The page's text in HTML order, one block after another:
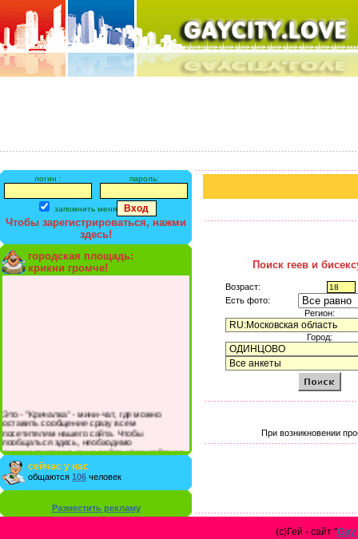
логин : пароль:
запомнить меня
Чтобы зарегистрироваться, нажми
здесь!
городская площадь:
крикни громче!
Это - "Кричалка" - мини-чат, где можно
оставить сообщение сразу всем
посетителям нашего сайта. Чтобы
пообщаться здесь, необходимо
зарегистрироваться на сайте и/или войти со
своими логином и паролем.
сейчас у нас
общаются 106 человек
Разместить рекламу
Поиск геев и
Возраст:
Есть фото:
Регион:
Город:
При возникновении
(с)Гей - сайт "Gay